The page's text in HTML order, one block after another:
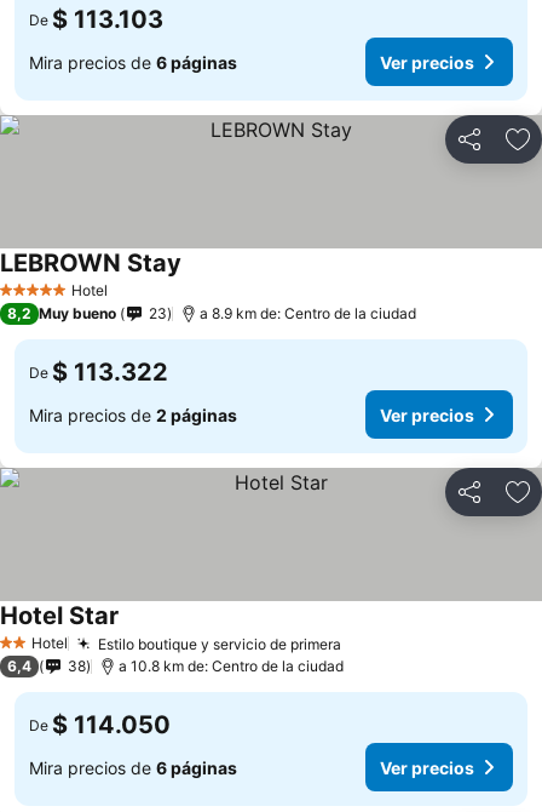
De $ 113.103
Mira precios de 6 páginas Ver precios
Compartir
5 Estrellas Hotel
LEBROWN Stay
8,2 Muy bueno 23 a 8.9 km de: Centro de la ciudad
De $ 113.322
Mira precios de 2 páginas Ver precios
Compartir
2 Estrellas
Hotel Estilo boutique y servicio de primera
Hotel Star
6,4 38 a 10.8 km de: Centro de la ciudad
De $ 114.050
Mira precios de 6 páginas Ver precios